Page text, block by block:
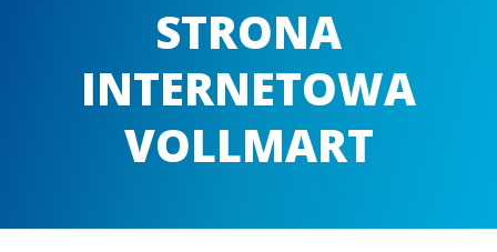
STRONA
INTERNETOWA
VOLLMART